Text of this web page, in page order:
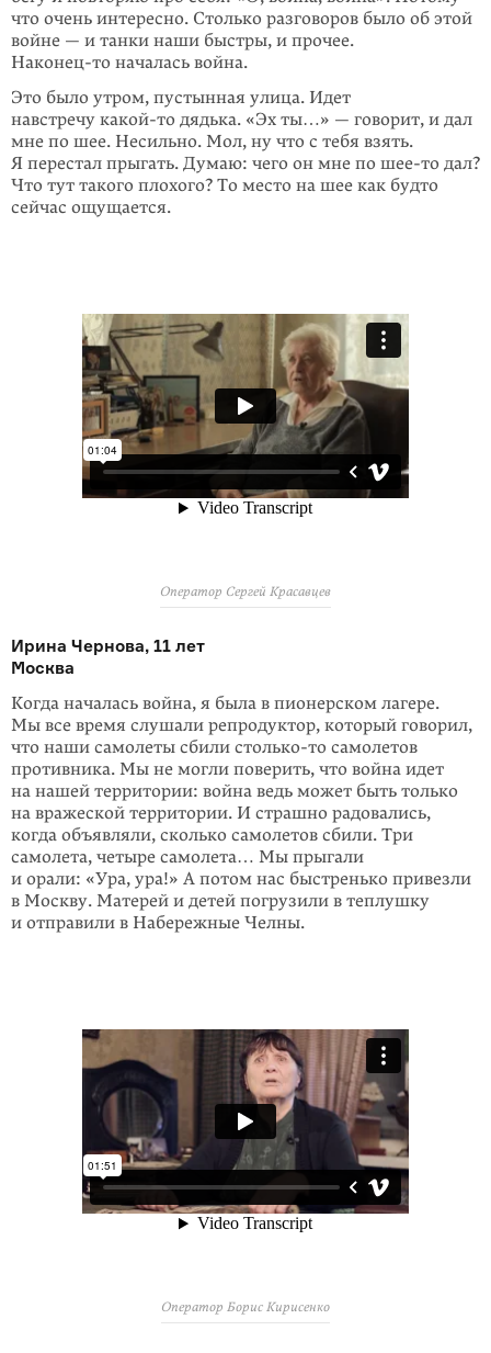
что очень интересно. Столько разговоров было об этой
войне — и танки наши быстры, и прочее.
Наконец-то началась война.
Это было утром, пустынная улица. Идет
навстречу какой-то дядька. «Эх ты…» — говорит, и дал
мне по шее. Несильно. Мол, ну что с тебя взять.
Я перестал прыгать. Думаю: чего он мне по шее-то дал?
Что тут такого плохого? То место на шее как будто
сейчас ощущается.
Оператор Сергей Красавцев
Ирина Чернова, 11 лет
Москва
Когда началась война, я была в пионерском лагере.
Мы все время слушали репродуктор, который говорил,
что наши самолеты сбили столько-то самолетов
противника. Мы не могли поверить, что война идет
на нашей территории: война ведь может быть только
на вражеской территории. И страшно радовались,
когда объявляли, сколько самолетов сбили. Три
самолета, четыре самолета… Мы прыгали
и орали: «Ура, ура!» А потом нас быстренько привезли
в Москву. Матерей и детей погрузили в теплушку
и отправили в Набережные Челны.
Оператор Борис Кирисенко